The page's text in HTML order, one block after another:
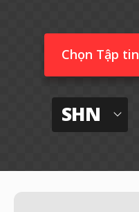
Chọn Tập tin
SHN